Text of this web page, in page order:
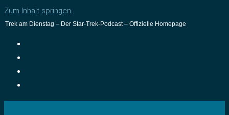
Zum Inhalt springen
Trek am Dienstag – Der Star-Trek-Podcast – Offizielle Homepage